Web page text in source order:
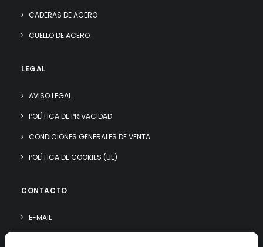
CADERAS DE ACERO
CUELLO DE ACERO
LEGAL
AVISO LEGAL
POLÍTICA DE PRIVACIDAD
CONDICIONES GENERALES DE VENTA
POLÍTICA DE COOKIES (UE)
CONTACTO
E-MAIL